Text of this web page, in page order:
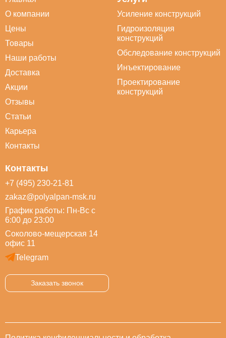
О компании
Цены
Товары
Наши работы
Доставка
Акции
Отзывы
Статьи
Карьера
Контакты
Усиление конструкций
Гидроизоляция
конструкций
Обследование конструкций
Инъектирование
Проектирование
конструкций
Контакты
+7 (495) 230-21-81
zakaz@polyalpan-msk.ru
График работы: Пн-Вс с
6:00 до 23:00
Соколово-мещерская 14
офис 11
Telegram
Заказать звонок